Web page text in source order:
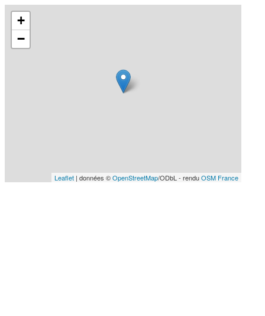
+
−
Leaflet | données ©OpenStreetMap/ODbL - renduOSM France